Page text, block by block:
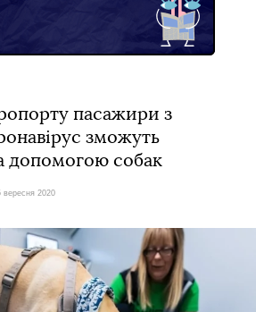
пасажири з
зможуть
допомогою собак
вересня 2020